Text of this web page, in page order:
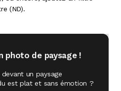
(ND).
photo de paysage !
un paysage
est plat et sans émotion ?